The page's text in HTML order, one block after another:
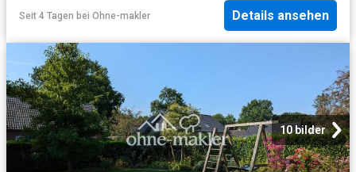
Seit 4 Tagen bei Ohne-makler Details ansehen
10 bilder